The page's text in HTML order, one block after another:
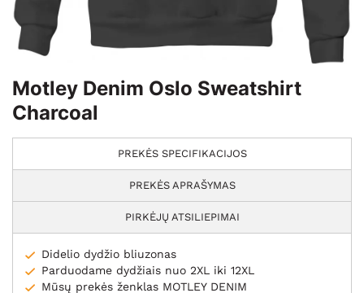
Motley Denim Oslo Sweatshirt
Charcoal
PREKĖS SPECIFIKACIJOS
PREKĖS APRAŠYMAS
PIRKĖJŲ ATSILIEPIMAI
Didelio dydžio bliuzonas
Parduodame dydžiais nuo 2XL iki 12XL
Mūsų prekės ženklas MOTLEY DENIM